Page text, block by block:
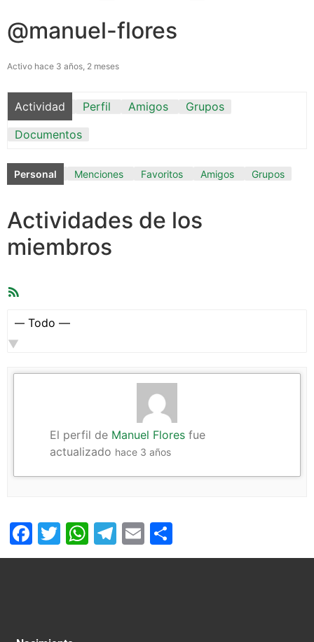
@manuel-flores
Activo hace 3 años, 2 meses
Actividad Perfil Amigos
Grupos
Documentos
Personal Menciones Favoritos Amigos Grupos
Actividades de los
miembros
Mostrar:
El perfil de Manuel Flores fue
actualizado hace 3 años
Facebook
Twitter
WhatsApp
Telegram
Email